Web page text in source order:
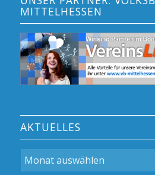
MITTELHESSEN
AKTUELLES